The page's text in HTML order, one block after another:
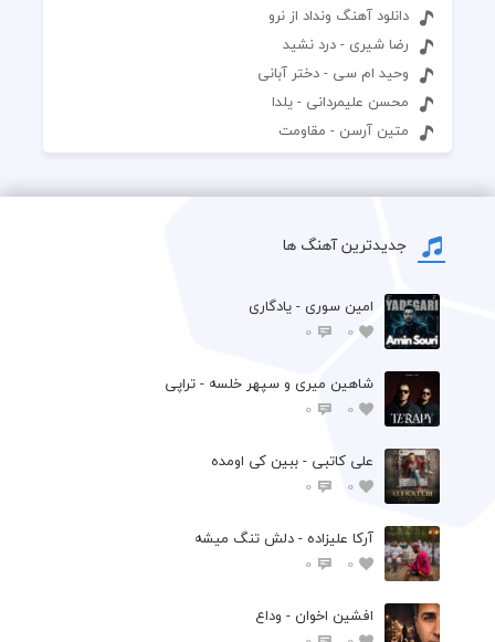
دانلود آهنگ ونداد از نرو
رضا شیری - درد نشید
وحید ام سی - دختر آبانی
محسن علیمردانی - یلدا
متین آرسن - مقاومت
جدیدترین آهنگ ها
امین سوری - یادگاری
0
0
شاهین میری و سپهر خلسه - تراپی
0
0
علی کاتبی - ببین کی اومده
0
0
آرکا علیزاده - دلش تنگ میشه
0
0
افشين اخوان - وداع